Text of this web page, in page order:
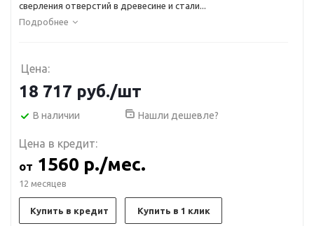
сверления отверстий в древесине и стали...
Подробнее
Цена:
18 717 руб./шт
В наличии Нашли дешевле?
Цена в кредит:
от 1560 р./мес.
12 месяцев
Купить в кредит Купить в 1 клик